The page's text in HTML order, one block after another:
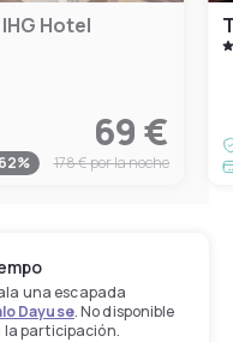
Hotel
69 €
62% 178 €por la noche
una escapada
Dayuse. No disponible
la participación.